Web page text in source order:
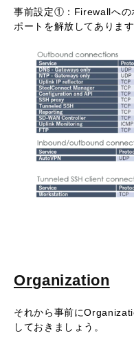
事前設定①：Firewallへの
ポートを解放してあります
Organization
それから事前に
しておきましょう。